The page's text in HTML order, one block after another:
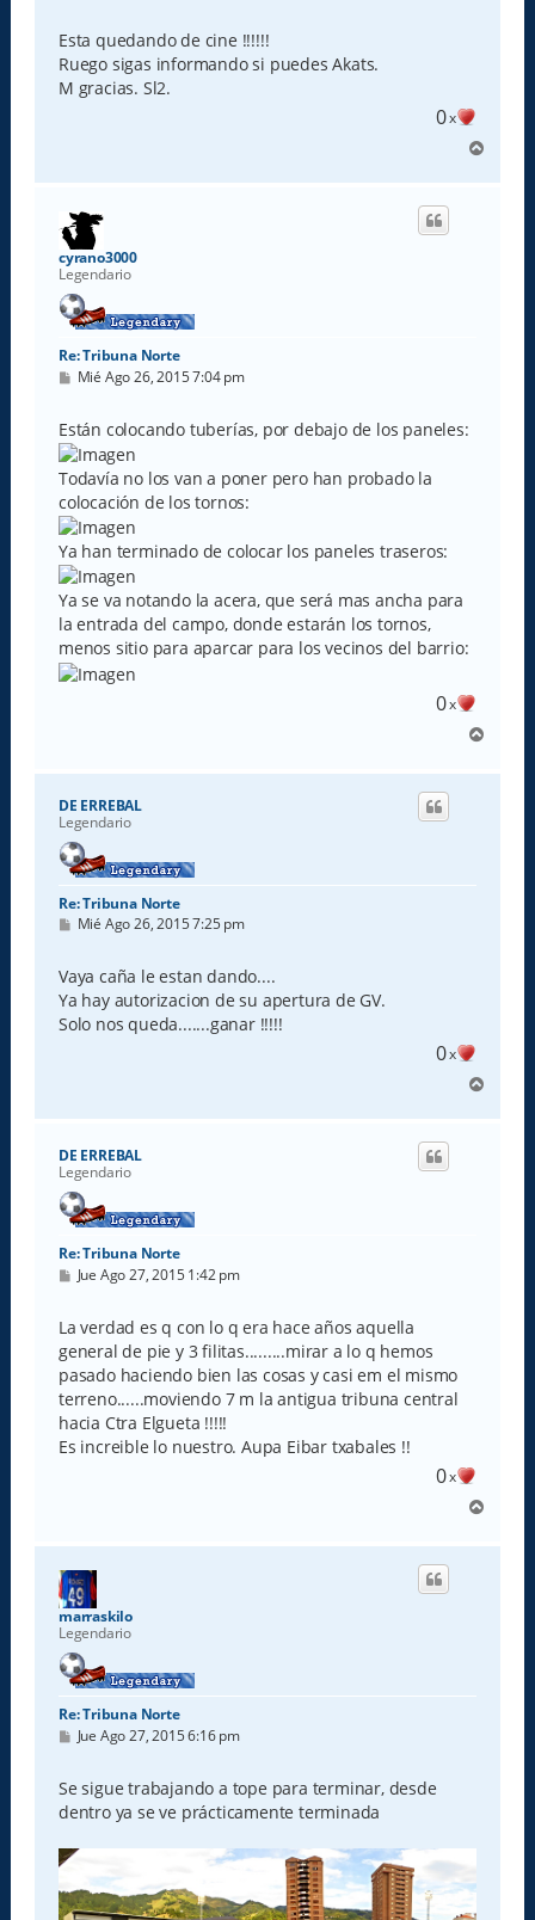
s
a
j
e
Esta quedando de cine !!!!!!
Ruego sigas informando si puedes Akats.
M gracias. Sl2.
0x
r
cyrano3000
Legendario
Re: Tribuna Norte
M
s
a
j
e
Mié Ago 26, 2015 7:04 pm
Están colocando tuberías, por debajo de los paneles:
Todavía no los van a poner pero han probado la
colocación de los tornos:
Ya han terminado de colocar los paneles traseros:
Ya se va notando la acera, que será mas ancha para
la entrada del campo, donde estarán los tornos,
menos sitio para aparcar para los vecinos del barrio:
0x
r
DE ERREBAL
Legendario
Re: Tribuna Norte
M
s
a
j
e
Mié Ago 26, 2015 7:25 pm
Vaya caña le estan dando....
Ya hay autorizacion de su apertura de GV.
Solo nos queda.......ganar !!!!!
0x
r
DE ERREBAL
Legendario
Re: Tribuna Norte
M
s
a
j
e
Jue Ago 27, 2015 1:42 pm
La verdad es q con lo q era hace años aquella
general de pie y 3 filitas.........mirar a lo q hemos
pasado haciendo bien las cosas y casi em el mismo
terreno......moviendo 7 m la antigua tribuna central
hacia Ctra Elgueta !!!!!
Es increible lo nuestro. Aupa Eibar txabales !!
0x
r
marraskilo
Legendario
Re: Tribuna Norte
M
s
a
j
Jue Ago 27, 2015 6:16 pm
Se sigue trabajando a tope para terminar, desde
dentro ya se ve prácticamente terminada